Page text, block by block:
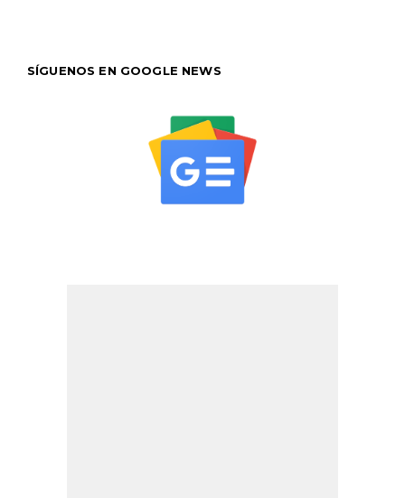
SÍGUENOS EN GOOGLE NEWS